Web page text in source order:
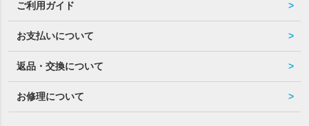
ご利用ガイド
お支払いについて
返品・交換について
お修理について